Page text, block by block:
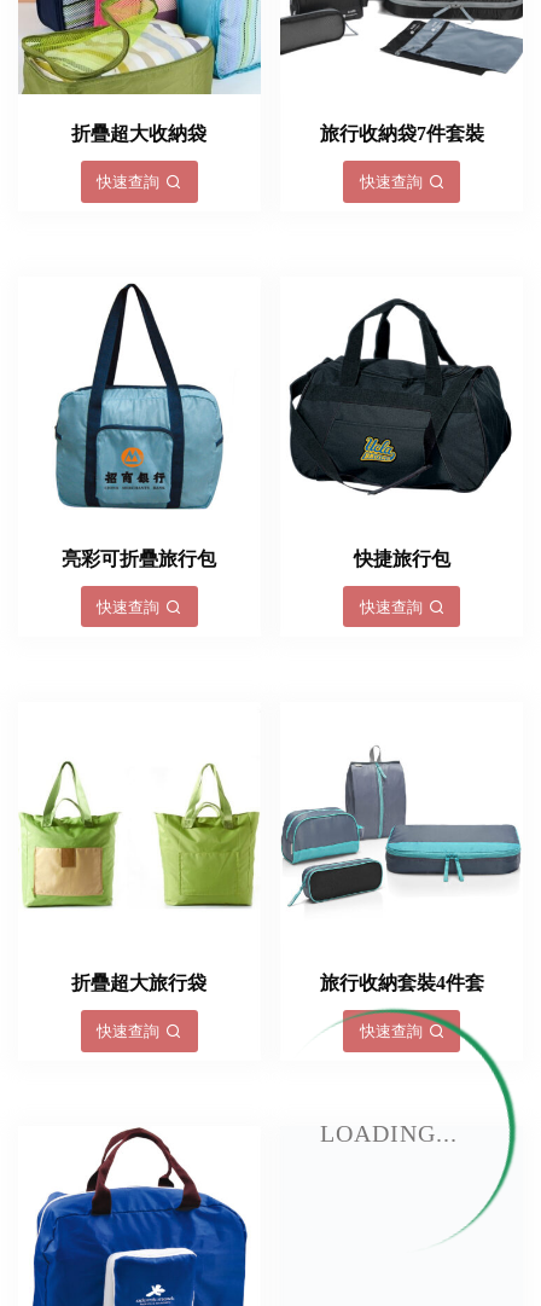
LOADING...
折疊超大收納袋
快速查詢
旅行收納袋7件套裝
快速查詢
亮彩可折疊旅行包
快速查詢
快捷旅行包
快速查詢
折疊超大旅行袋
快速查詢
旅行收納套裝4件套
快速查詢